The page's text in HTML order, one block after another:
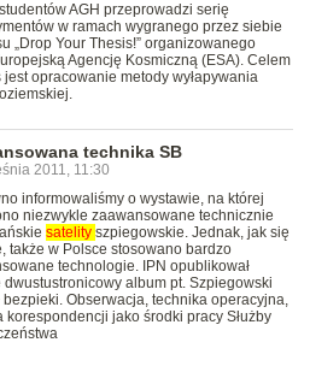
AGH przeprowadzi serię
w ramach wygranego przez siebie
„Drop Your Thesis!” organizowanego
Agencję Kosmiczną (ESA). Celem
opracowanie metody wyłapywania
technika SB
2011, 11:30
informowaliśmy o wystawie, na której
niezwykle zaawansowane technicznie
satelity szpiegowskie. Jednak, jak się
także w Polsce stosowano bardzo
technologie. IPN opublikował
dwustustronicowy album pt. Szpiegowski
bezpieki. Obserwacja, technika operacyjna,
korespondencji jako środki pracy Służby